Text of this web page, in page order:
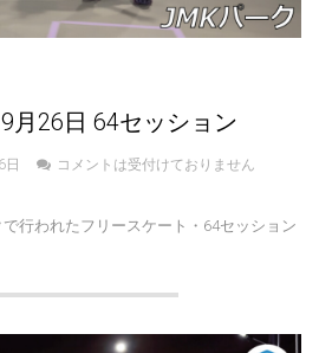
月26日 64セッション
日
コメントは受付けておりません
行われたフリースケート・64セッション